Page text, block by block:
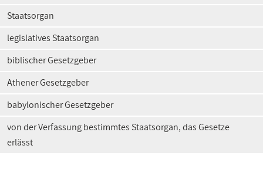
Staatsorgan
legislatives Staatsorgan
biblischer Gesetzgeber
Athener Gesetzgeber
babylonischer Gesetzgeber
von der Verfassung bestimmtes Staatsorgan, das Gesetze
erlässt